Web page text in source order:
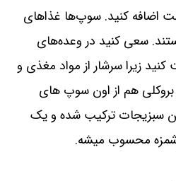
اضافه کنید. سوپ‌ها غذاهای
سعی کنید در وعده‌های
زیرا سرشار از مواد مغذی و
هم از اون سوپ های
سبزیجات ترکیب شده و یک
محسوب میشه.